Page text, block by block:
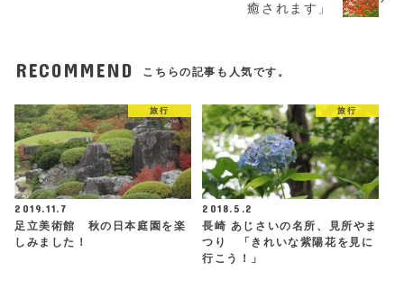
癒されます」
RECOMMEND こちらの記事も人気です。
旅行
2019.11.7
足立美術館 秋の日本庭園を楽
しみました！
旅行
2018.5.2
長崎 あじさいの名所、見所やま
つり 「きれいな紫陽花を見に
行こう！」